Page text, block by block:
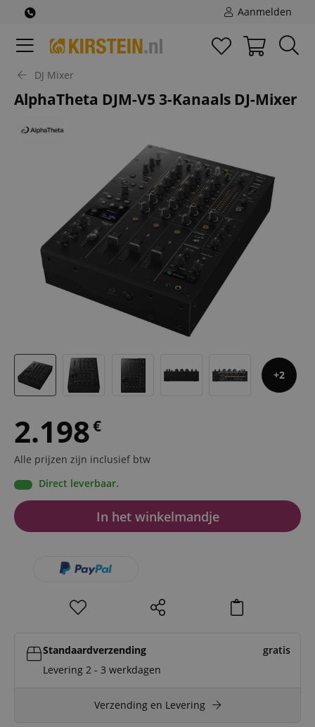
Aanmelden
DJ Mixer
AlphaTheta DJM-V5 3-Kanaals DJ-Mixer
2
2.198€
Alle prijzen zijn inclusief btw
Direct leverbaar.
In het winkelmandje
Standaardverzending
gratis
Levering 2 - 3 werkdagen
Verzending en Levering